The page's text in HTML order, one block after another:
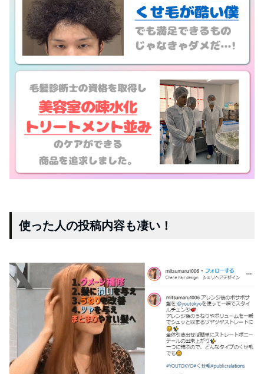
使った人の投稿内容も凄い！